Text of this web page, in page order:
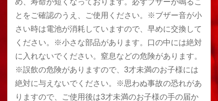
とをご確認のうえ、ご使用ください。※ブザー音が小
さい時は電池が消耗していますので、早めに交換して
ください。※小さな部品があります。口の中には絶対
に入れないでください。窒息などの危険があります。
※誤飲の危険がありますので、3才未満のお子様には
絶対に与えないでください。※思わぬ事故の恐れがあ
りますので、ご使用後は3才未満のお子様の手の届か